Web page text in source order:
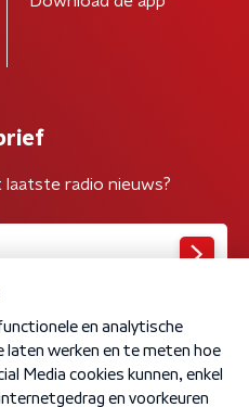
radio nieuws?